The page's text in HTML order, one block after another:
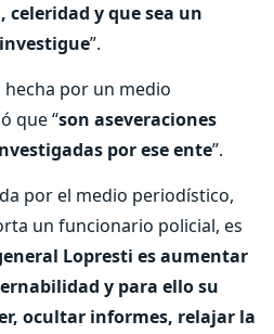
y que sea un
”.
hecha por un medio
que “son aseveraciones
por ese ente”.
por el medio periodístico,
un funcionario policial, es
Lopresti es aumentar
y para ello su
ocultar informes, relajar la